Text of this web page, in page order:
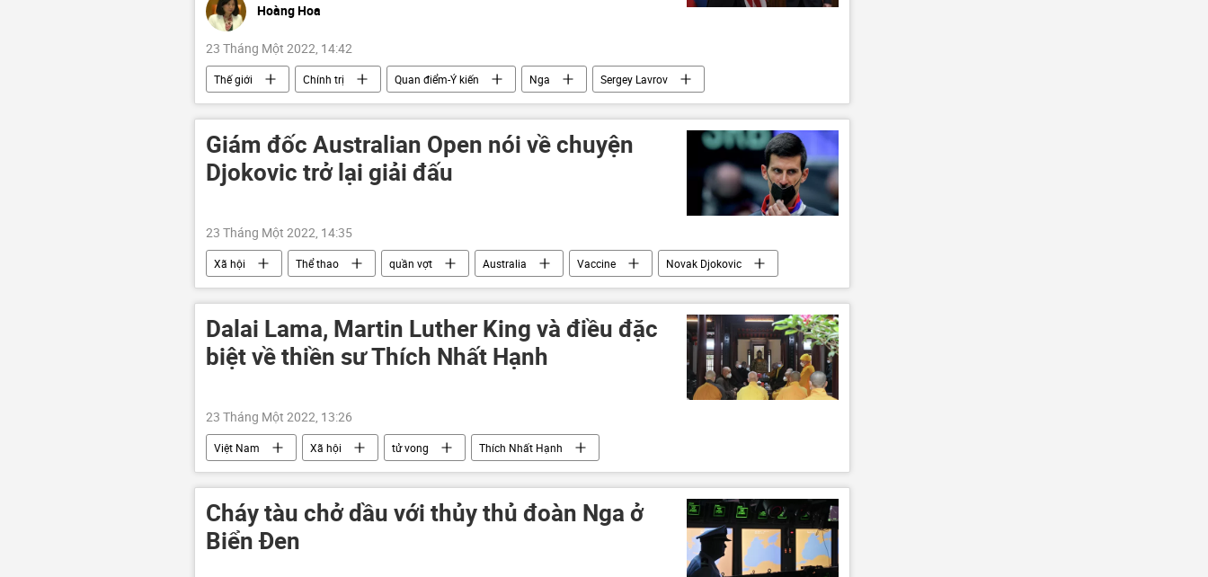
Hoàng Hoa
23 Tháng Một 2022, 14:42
Thế giới Chính trị Quan điểm-Ý kiến Nga
Sergey Lavrov
Antony Blinken
Ukraina
Giám đốc Australian Open nói về chuyện
Djokovic trở lại giải đấu
23 Tháng Một 2022, 14:35
Xã hội Thể thao quần vợt Australia Vaccine Novak Djokovic
Dalai Lama, Martin Luther King và điều đặc
biệt về thiền sư Thích Nhất Hạnh
23 Tháng Một 2022, 13:26
Việt Nam Xã hội tử vong Thích Nhất Hạnh
Cháy tàu chở dầu với thủy thủ đoàn Nga ở
Biển Đen